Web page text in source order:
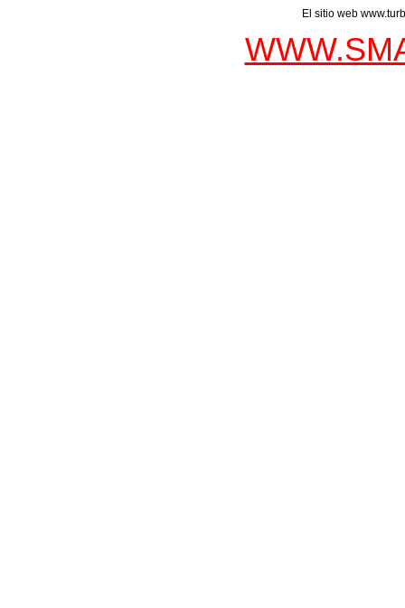
El sitio web